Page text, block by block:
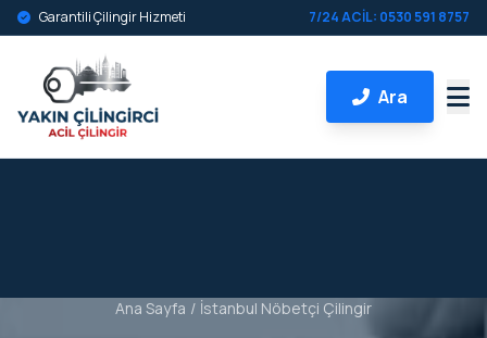
Garantili Çilingir Hizmeti 7/24 ACİL: 0530 591 8757
Ara
Ana Sayfa / İstanbul Nöbetçi Çilingir